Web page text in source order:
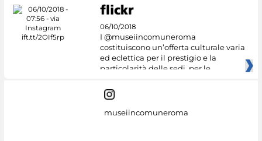
06/10/2018
I @museiincomuneroma
costituiscono un’offerta culturale varia
ed eclettica per il prestigio e la
particolarità delle sedi, per le
museiincomuneroma